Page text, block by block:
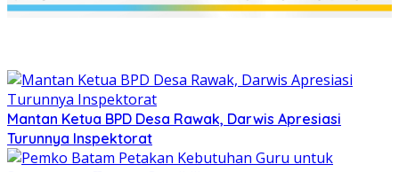
Mantan Ketua BPD Desa Rawak, Darwis Apresiasi
Turunnya Inspektorat